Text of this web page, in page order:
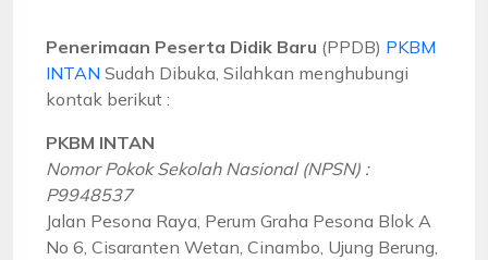
Penerimaan Peserta Didik Baru (PPDB) PKBM
INTAN Sudah Dibuka, Silahkan menghubungi
kontak berikut :
PKBM INTAN
Nomor Pokok Sekolah Nasional (NPSN) :
P9948537
Jalan Pesona Raya, Perum Graha Pesona Blok A
No 6, Cisaranten Wetan, Cinambo, Ujung Berung,